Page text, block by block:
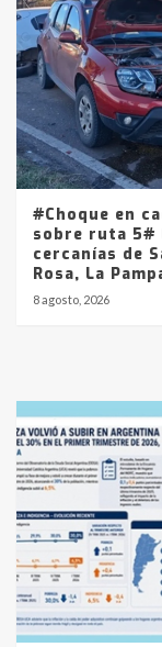
#Choque en
sobre ruta 5#
cercanías de
Rosa, La
8 agosto, 2026